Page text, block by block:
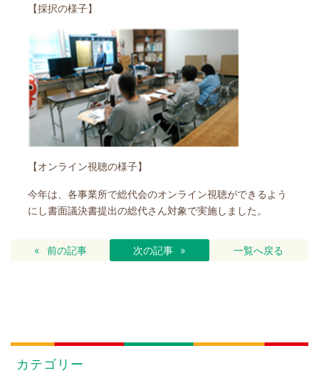
【採択の様子】
【オンライン視聴の様子】
今年は、各事業所で総代会のオンライン視聴ができるよう
にし書面議決書提出の総代さん対象で実施しました。
前の記事 次の記事 一覧へ戻る
カテゴリー